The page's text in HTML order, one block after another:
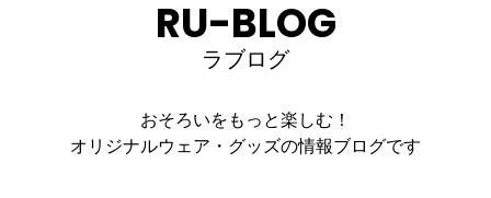
RU-BLOG
ラブログ
おそろいをもっと楽しむ！
オリジナルウェア・グッズの情報ブログです